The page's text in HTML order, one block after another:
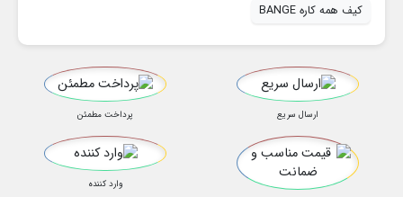
کیف همه کاره BANGE
ارسال سریع پرداخت مطمئن
وارد کننده